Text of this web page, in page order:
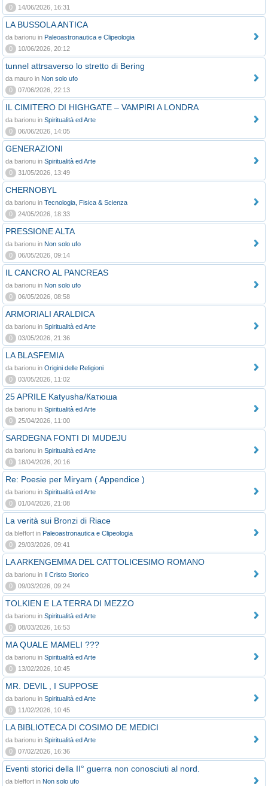
0
14/06/2026, 16:31
LA BUSSOLA ANTICA
da barionu in Paleoastronautica e Clipeologia
0
10/06/2026, 20:12
tunnel attrsaverso lo stretto di Bering
da mauro in Non solo ufo
0
07/06/2026, 22:13
IL CIMITERO DI HIGHGATE – VAMPIRI A LONDRA
da barionu in Spiritualità ed Arte
0
06/06/2026, 14:05
GENERAZIONI
da barionu in Spiritualità ed Arte
0
31/05/2026, 13:49
CHERNOBYL
da barionu in Tecnologia, Fisica & Scienza
0
24/05/2026, 18:33
PRESSIONE ALTA
da barionu in Non solo ufo
0
06/05/2026, 09:14
IL CANCRO AL PANCREAS
da barionu in Non solo ufo
0
06/05/2026, 08:58
ARMORIALI ARALDICA
da barionu in Spiritualità ed Arte
0
03/05/2026, 21:36
LA BLASFEMIA
da barionu in Origini delle Religioni
0
03/05/2026, 11:02
25 APRILE Katyusha/Катюша
da barionu in Spiritualità ed Arte
0
25/04/2026, 11:00
SARDEGNA FONTI DI MUDEJU
da barionu in Spiritualità ed Arte
0
18/04/2026, 20:16
Re: Poesie per Miryam ( Appendice )
da barionu in Spiritualità ed Arte
0
01/04/2026, 21:08
La verità sui Bronzi di Riace
da bleffort in Paleoastronautica e Clipeologia
0
29/03/2026, 09:41
LA ARKENGEMMA DEL CATTOLICESIMO ROMANO
da barionu in Il Cristo Storico
0
09/03/2026, 09:24
TOLKIEN E LA TERRA DI MEZZO
da barionu in Spiritualità ed Arte
0
08/03/2026, 16:53
MA QUALE MAMELI ???
da barionu in Spiritualità ed Arte
0
13/02/2026, 10:45
MR. DEVIL , I SUPPOSE
da barionu in Spiritualità ed Arte
0
11/02/2026, 10:45
LA BIBLIOTECA DI COSIMO DE MEDICI
da barionu in Spiritualità ed Arte
0
07/02/2026, 16:36
Eventi storici della II° guerra non conosciuti al nord.
da bleffort in Non solo ufo